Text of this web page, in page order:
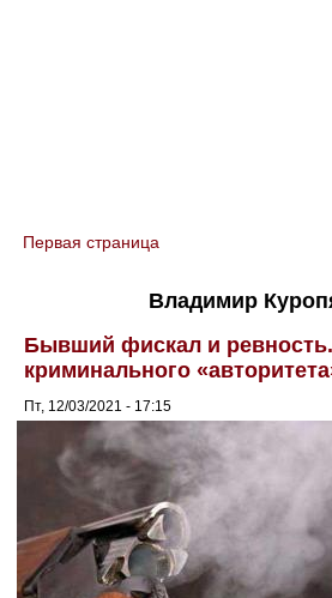
You are here
Первая страница
Владимир
Бывший фискал и
криминального
Пт, 12/03/2021 - 17:15